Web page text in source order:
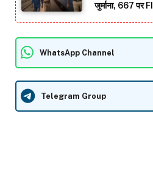
जुर्माना, 667 पर
WhatsApp Channel
Telegram Group